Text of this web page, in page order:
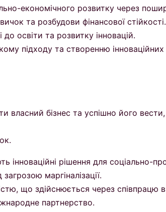
економічного розвитку через
та розбудови фінансової стійкості.
освіти та розвитку інновацій.
підходу та створенню
власний бізнес та успішно його вести,
рішення для соціально-
маргіналізації.
що здійснюється через співпрацю
партнерство.